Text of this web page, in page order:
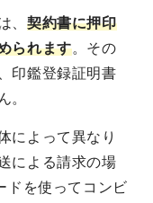
、 契約書に押印
られます。その
印鑑登録証明書
。
によって異なり
による請求の場
ドを使ってコンビ